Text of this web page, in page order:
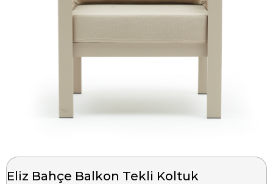
Eliz Bahçe Balkon Tekli Koltuk